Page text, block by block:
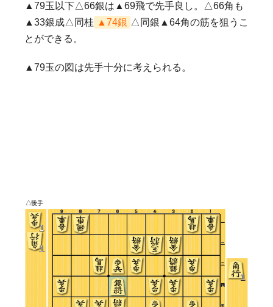
▲79玉以下△66銀は▲69飛で先手良し。△66角も
▲33銀成△同桂 ▲74銀 △同銀▲64角の筋を狙うこ
とができる。
▲79玉の図は先手十分に考えられる。